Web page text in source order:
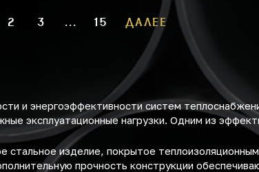
2 3 ... 15 ДАЛЕЕ
и энергоэффективности систем
эксплуатационные нагрузки. Одним из
изделие, покрытое
прочность конструкции